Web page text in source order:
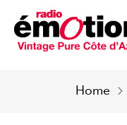
Home